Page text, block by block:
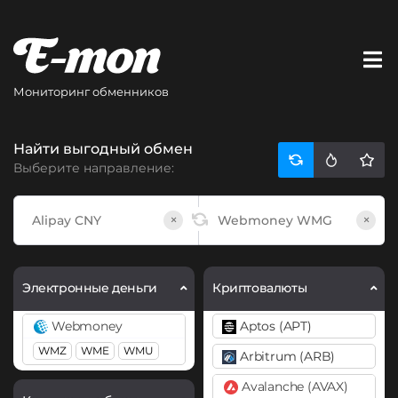
Мониторинг обменников
Найти выгодный обмен
Выберите направление:
× ×
Электронные деньги
Webmoney
WMZ WME WMU
Криптовалюты
Aptos (APT)
Arbitrum (ARB)
Avalanche (AVAX)